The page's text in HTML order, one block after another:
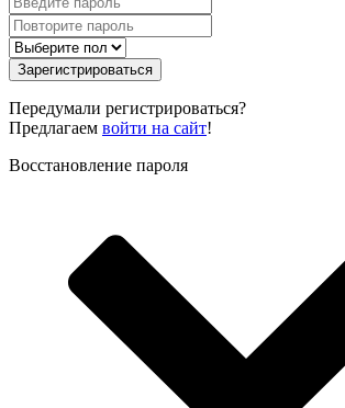
Зарегистрироваться
Передумали регистрироваться?
Предлагаем войти на сайт!
Восстановление пароля